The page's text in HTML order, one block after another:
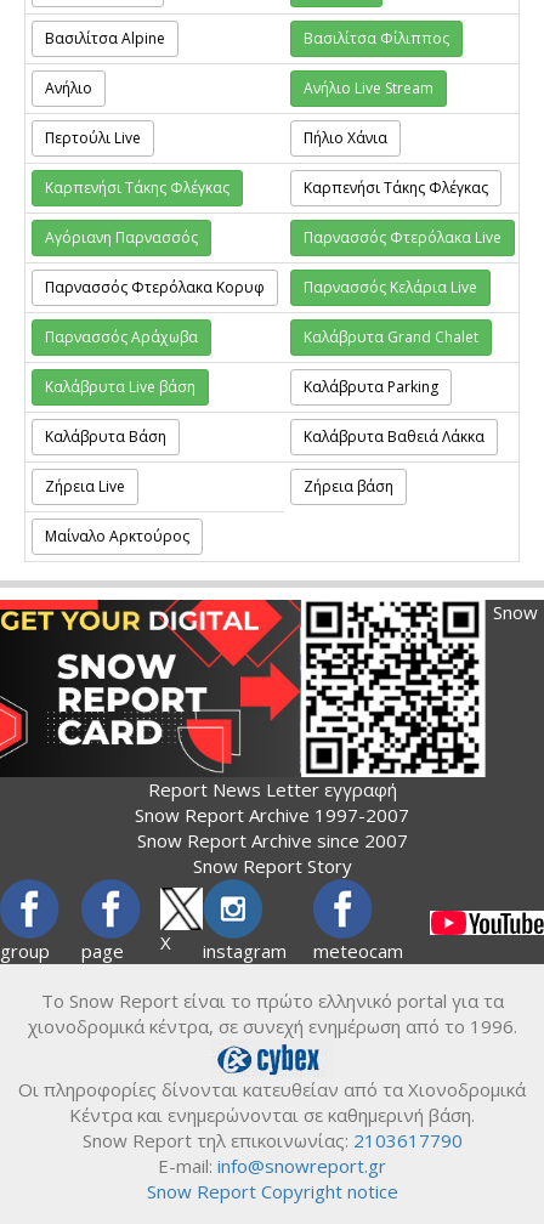
Βασιλίτσα Alpine Βασιλίτσα Φίλιππος
Ανήλιο Ανήλιο Live Stream
Περτούλι Live Πήλιο Χάνια
Καρπενήσι Τάκης Φλέγκας Καρπενήσι Τάκης Φλέγκας
Αγόριανη Παρνασσός Παρνασσός Φτερόλακα Live
Παρνασσός Φτερόλακα Κορυφ Παρνασσός Κελάρια Live
Παρνασσός Αράχωβα Καλάβρυτα Grand Chalet
Καλάβρυτα Live βάση Καλάβρυτα Parking
Καλάβρυτα Βάση Καλάβρυτα Βαθειά Λάκκα
Ζήρεια Live Ζήρεια βάση
Μαίναλο Αρκτούρος
Snow
Report News Letter εγγραφή
Snow Report Archive 1997-2007
Snow Report Archive since 2007
Snow Report Story
group page X instagram meteocam
Το Snow Report είναι το πρώτο ελληνικό portal για τα
χιονοδρομικά κέντρα, σε συνεχή ενημέρωση από το 1996.
Οι πληροφορίες δίνονται κατευθείαν από τα Χιονοδρομικά
Κέντρα και ενημερώνονται σε καθημερινή βάση.
Snow Report τηλ επικοινωνίας: 2103617790
E-mail: info@snowreport.gr
Snow Report Copyright notice